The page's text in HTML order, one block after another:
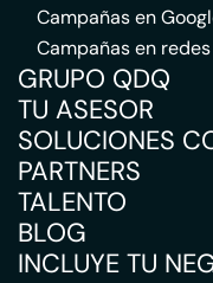
Campañas en
Campañas en
GRUPO QDQ
TU ASESOR
SOLUCIONES
PARTNERS
TALENTO
BLOG
INCLUYE TU